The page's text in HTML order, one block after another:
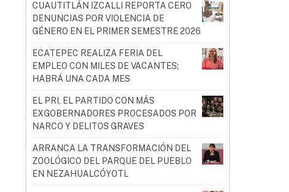
CUAUTITLÁN IZCALLI REPORTA CERO
DENUNCIAS POR VIOLENCIA DE
GÉNERO EN EL PRIMER SEMESTRE 2026
ECATEPEC REALIZA FERIA DEL
EMPLEO CON MILES DE VACANTES;
HABRÁ UNA CADA MES
EL PRI, EL PARTIDO CON MÁS
EXGOBERNADORES PROCESADOS POR
NARCO Y DELITOS GRAVES
ARRANCA LA TRANSFORMACIÓN DEL
ZOOLÓGICO DEL PARQUE DEL PUEBLO
EN NEZAHUALCÓYOTL